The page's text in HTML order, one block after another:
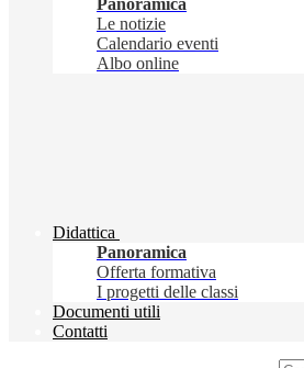
Panoramica
Le notizie
Calendario eventi
Albo online
Didattica
Panoramica
Offerta formativa
I progetti delle classi
Documenti utili
Contatti